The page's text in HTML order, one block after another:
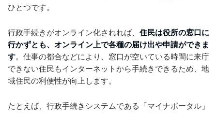
ひとつです。
行政手続きがオンライン化されれば、 住民は役所の窓口に
行かずとも、オンライン上で各種の届け出や申請ができま
す。仕事の都合などにより、窓口が空いている時間に来庁
できない住民もインターネットから手続きできるため、地
域住民の利便性が向上します。
たとえば、行政手続きシステムである「マイナポータル」